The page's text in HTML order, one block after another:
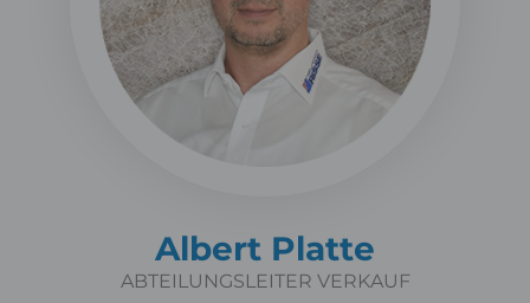
Albert Platte
ABTEILUNGSLEITER VERKAUF